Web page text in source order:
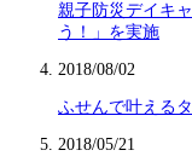
親子防災デイキ
う！」を実施
2018/08/02
ふせんで叶える
2018/05/21